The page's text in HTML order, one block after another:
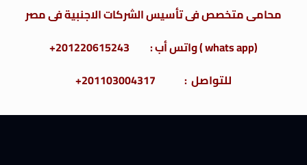
محامى متخصص فى تأسيس الشركات الاجنبية فى مصر
(whats app ) واتس أب : 201220615243+
للتواصل : 201103004317+